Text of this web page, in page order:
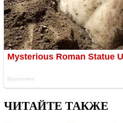
ЧИТАЙТЕ ТАКЖЕ